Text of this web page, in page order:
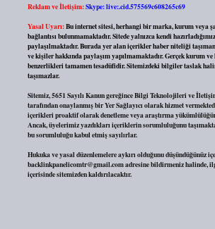
Reklam ve İletişim:Skype: live:.cid.575569c608265c69
Yasal Uyarı:Bu internet sitesi, herhangi bir marka, kurum veya
bağlantısı bulunmamaktadır. Sitede yalnızca kendi
paylaşılmaktadır. Burada yer alan içerikler haber niteliği
ve kişiler hakkında paylaşım yapılmamaktadır. Gerçek kurum
benzerlikleri tamamen tesadüfidir. Sitemizdeki bilgiler taslak
taşımazlar.
Sitemiz, 5651 Sayılı Kanun gereğince Bilgi Teknolojileri ve
tarafından onaylanmış bir Yer Sağlayıcı olarak hizmet
içerikleri proaktif olarak denetleme veya araştırma
Ancak, üyelerimiz yazdıkları içeriklerin sorumluluğunu
bu sorumluluğu kabul etmiş sayılırlar.
Hukuka ve yasal düzenlemelere aykırı olduğunu düşündüğünüz
backlinkpanelicomtr@gmail.comadresine bildirmeniz halinde,
içerisinde sitemizden kaldırılacaktır.